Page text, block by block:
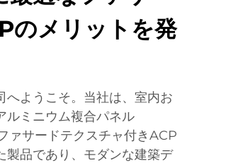
のメリットを発
へようこそ。当社は、室内お
ルミニウム複合パネル
ァサードテクスチャ付きACP
製品であり、モダンな建築デ